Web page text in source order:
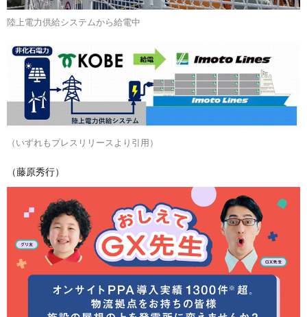
陸上電力供給システムから給電中
（いずれもプレスリリースより引用）
（藤原秀行）